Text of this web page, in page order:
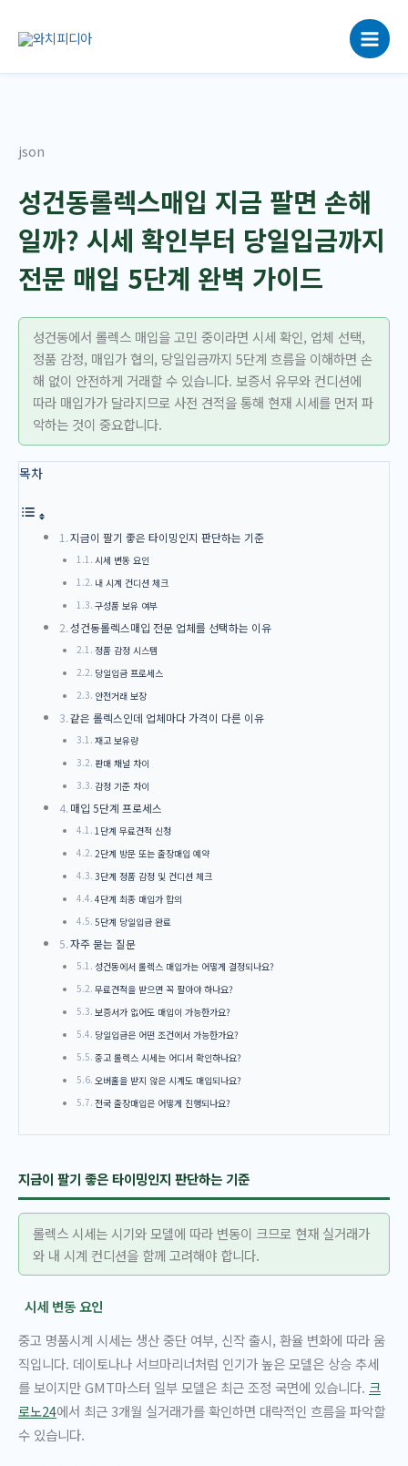
로
json
성건동롤렉스매입 지금 팔면 손해
일까? 시세 확인부터 당일입금까지
전문 매입 5단계 완벽 가이드
성건동에서 롤렉스 매입을 고민 중이라면 시세 확인, 업체 선택,
정품 감정, 매입가 협의, 당일입금까지 5단계 흐름을 이해하면 손
해 없이 안전하게 거래할 수 있습니다. 보증서 유무와 컨디션에
따라 매입가가 달라지므로 사전 견적을 통해 현재 시세를 먼저 파
악하는 것이 중요합니다.
목차
지금이 팔기 좋은 타이밍인지 판단하는 기준
시세 변동 요인
내 시계 컨디션 체크
구성품 보유 여부
성건동롤렉스매입 전문 업체를 선택하는 이유
정품 감정 시스템
당일입금 프로세스
안전거래 보장
같은 롤렉스인데 업체마다 가격이 다른 이유
재고 보유량
판매 채널 차이
감정 기준 차이
매입 5단계 프로세스
1단계 무료견적 신청
2단계 방문 또는 출장매입 예약
3단계 정품 감정 및 컨디션 체크
4단계 최종 매입가 합의
5단계 당일입금 완료
자주 묻는 질문
성건동에서 롤렉스 매입가는 어떻게 결정되나요?
무료견적을 받으면 꼭 팔아야 하나요?
보증서가 없어도 매입이 가능한가요?
당일입금은 어떤 조건에서 가능한가요?
중고 롤렉스 시세는 어디서 확인하나요?
오버홀을 받지 않은 시계도 매입되나요?
전국 출장매입은 어떻게 진행되나요?
지금이 팔기 좋은 타이밍인지 판단하는 기준
롤렉스 시세는 시기와 모델에 따라 변동이 크므로 현재 실거래가
와 내 시계 컨디션을 함께 고려해야 합니다.
시세 변동 요인
중고 명품시계 시세는 생산 중단 여부, 신작 출시, 환율 변화에 따라 움
직입니다. 데이토나나 서브마리너처럼 인기가 높은 모델은 상승 추세
를 보이지만 GMT마스터 일부 모델은 최근 조정 국면에 있습니다. 크
로노24에서 최근 3개월 실거래가를 확인하면 대략적인 흐름을 파악할
수 있습니다.